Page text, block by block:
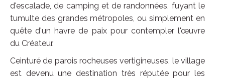
d'escalade, de camping et de randonnées, fuyant le
tumulte des grandes métropoles, ou simplement en
quête d'un havre de paix pour contempler l'œuvre
du Créateur.
Ceinturé de parois rocheuses vertigineuses, le village
est devenu une destination très réputée pour les